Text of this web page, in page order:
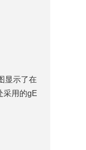
显示了在
采用的gE